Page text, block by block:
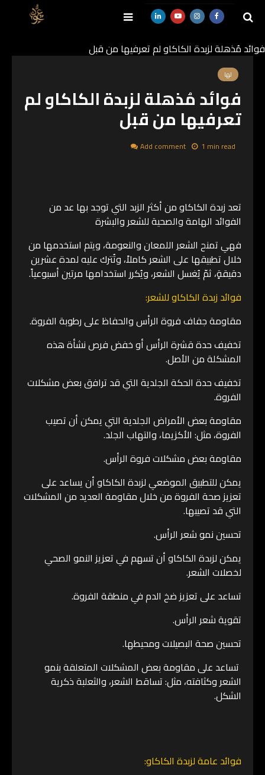
فوائد مُذهلة لزبدة الكاكاو لم تعرفيها من قبل
لها
فوائد مُذهلة لزبدة الكاكاو لم
تعرفيها من قبل
1 min read
Add comment
تعد زبدة الكاكاو من أكثر الزبد التي توجد بها عد من
الفوائد الهامة والصحية للشعر والبشرة
فهي تمنح الشعر اللمعان والنعومة، ويتم استخدمها من
خلال تطبيقها على الشعر كاملاً، وتُترك عليه لمدة عشرين
دقيقةٍ، ثمّ يُغسل الشعر، ويُكرر استخدامها مرتين أسبوعياً.
فوائد زبدة الكاكاو للشعر:
مقاومة جفاف فروة الرأس والحفاظ على رطوبة الفروة.
تخفيف حدة قشرة الرأس أو خفض فرص نشأة هذه
المشكلة من الأصل.
تخفيف حدة الحكة الجلدية التي قد ترافق بعض مشكلات
الفروة.
مقاومة بعض الأمراض الجلدية التي يمكن أن تصيب
الفروة، مثل: الأكزيما، والتهاب الجلد.
مقاومة بعض مشكلات فروة الرأس.
يمكن للتطبيق الموضعي لزبدة الكاكاو أن يساعد على
تعزيز صحة الفروة من خلال مقاومة العديد من المشكلات
التي قد تصيبها.
تحسين نمو شعر الرأس.
يمكن لزبدة الكاكاو أن تسهم في تعزيز النمو الصحي
لخصلات الشعر.
تساعد على تعزيز ضخ الدم في منطقة الفروة.
تقوية شعر الرأس.
تحسين صحة البصيلات ومحيطها.
تساعد على مقاومة بعض المشكلات المتعلقة بنمو
الشعر وكثافته، مثل: تساقط الشعر، والثعلبة ذكرية
الشكل.
فوائد عامة لزبدة الكاكاو: